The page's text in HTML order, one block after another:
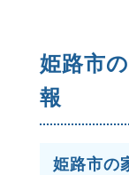
姫路市
報
姫路市の